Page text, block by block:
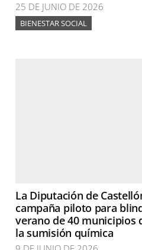
25 DE JUNIO DE 2026
BIENESTAR SOCIAL
La Diputación de
campaña piloto para
verano de 40 municipios
la sumisión química